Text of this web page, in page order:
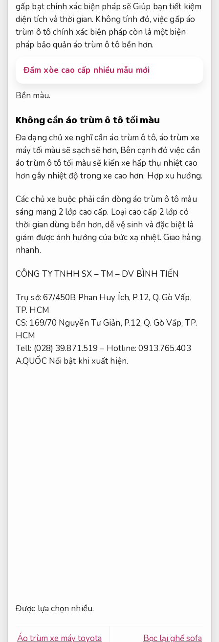
gấp bạt chính xác biện pháp sẽ Giúp bạn tiết kiệm
diện tích và thời gian. Không tính đó, việc gấp áo
trùm ô tô chính xác biện pháp còn là một biện
pháp bảo quản áo trùm ô tô bền hơn.
Đầm xòe cao cấp nhiều mẫu mới
Bền màu.
Không cần áo trùm ô tô tối màu
Đa dạng chủ xe nghĩ cần áo trùm ô tô, áo trùm xe
máy tối màu sẽ sạch sẽ hơn, Bên cạnh đó việc cần
áo trùm ô tô tối màu sẽ kiến xe hấp thụ nhiệt cao
hơn gây nhiệt độ trong xe cao hơn. Hợp xu hướng.
Các chủ xe buộc phải cần dòng áo trùm ô tô màu
sáng mang 2 lớp cao cấp. Loại cao cấp 2 lớp có
thời gian dùng bền hơn, dễ vệ sinh và đặc biệt là
giảm được ảnh hưởng của bức xạ nhiệt. Giao hàng
nhanh.
CÔNG TY TNHH SX – TM – DV BÌNH TIẾN
Trụ sở: 67/450B Phan Huy Ích, P.12, Q. Gò Vấp,
TP. HCM
CS: 169/70 Nguyễn Tư Giản, P.12, Q. Gò Vấp, TP.
HCM
Tell: (028) 39.871.519 – Hotline: 0913.765.403
A.QUỐC Nổi bật khi xuất hiện.
Được lựa chọn nhiều.
Áo trùm xe máy toyota Bọc lại ghế sofa